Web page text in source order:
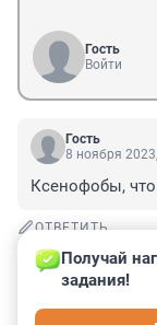
Гость
Войти
Гость
8 ноября
Ксенофобы,
ОТВЕТИТЬ
Гость
8 ноября 2023,
Вот из-за
Получай
задания!